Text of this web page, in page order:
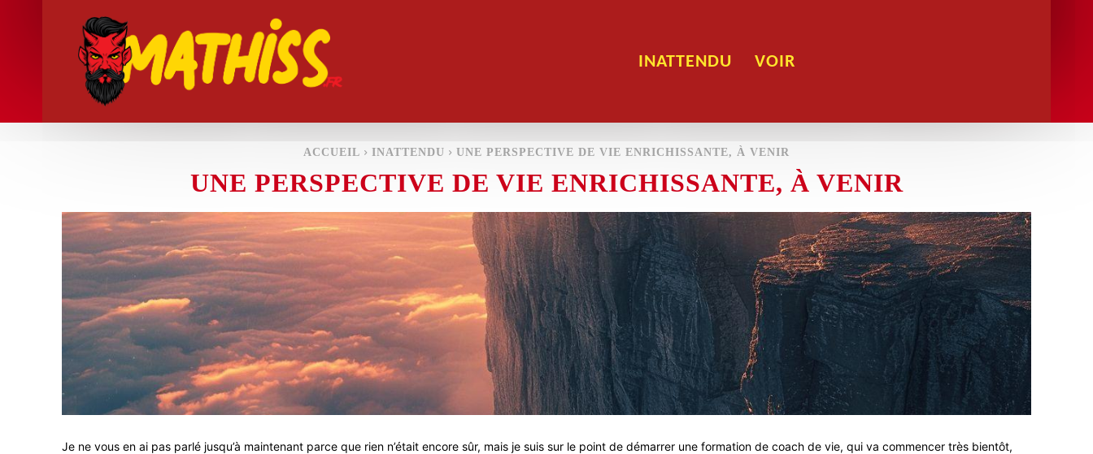
INATTENDU VOIR
ACCUEIL INATTENDU UNE PERSPECTIVE DE VIE ENRICHISSANTE, À VENIR
UNE PERSPECTIVE DE VIE ENRICHISSANTE, À VENIR
Je ne vous en ai pas parlé jusqu’à maintenant parce que rien n’était encore sûr, mais je suis sur le point de démarrer une formation de coach de vie, qui va commencer très bientôt,